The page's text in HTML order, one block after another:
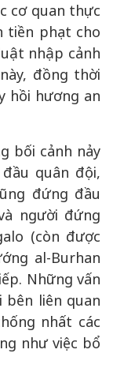
cơ quan thực
tiền phạt cho
nhập cảnh
đồng thời
hồi hương an
bối cảnh nảy
quân đội,
đứng đầu
người đứng
(còn được
al-Burhan
Những vấn
bên liên quan
nhất các
như việc bổ